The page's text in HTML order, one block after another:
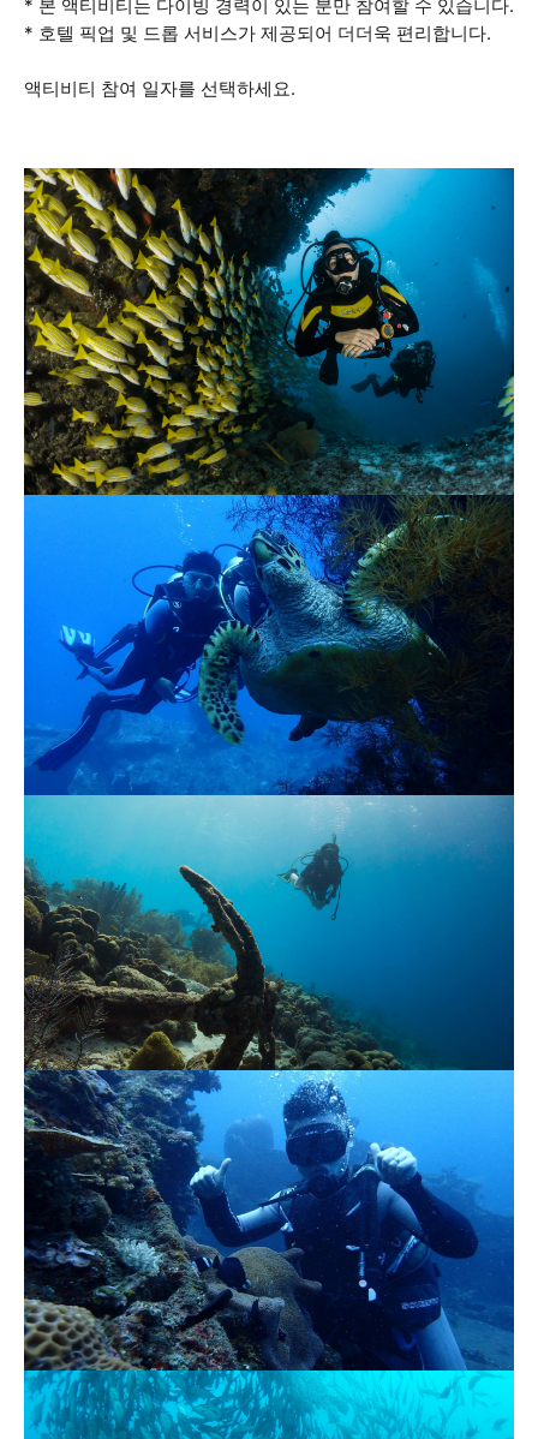
* 본 액티비티는 다이빙 경력이 있는 분만 참여할 수 있습니다.
* 호텔 픽업 및 드롭 서비스가 제공되어 더더욱 편리합니다.
액티비티 참여 일자를 선택하세요.